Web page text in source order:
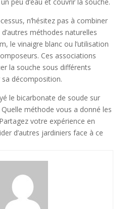
n’hésitez pas à combiner
méthodes naturelles
le vinaigre blanc ou l’utilisation
Ces associations
la souche sous différents
sa décomposition.
le bicarbonate de soude sur
Quelle méthode vous a donné les
votre expérience en
d’autres jardiniers face à ce